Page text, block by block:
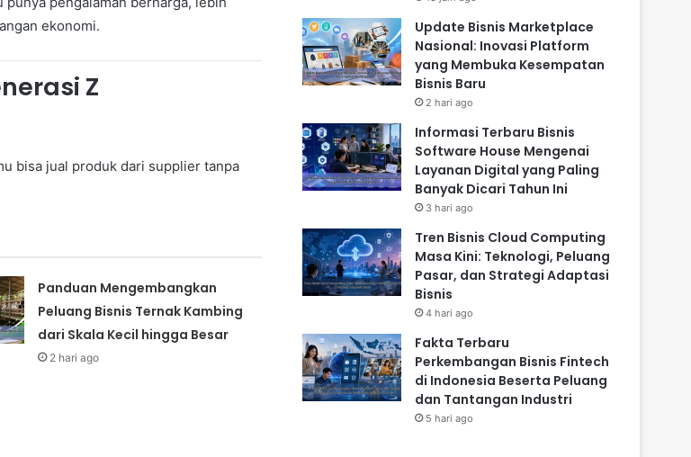
ekonomi.
Z
bisa jual produk dari supplier tanpa
Panduan Mengembangkan
Peluang Bisnis Ternak Kambing
dari Skala Kecil hingga Besar
2 hari ago
Update Bisnis Marketplace
Nasional: Inovasi Platform
yang Membuka Kesempatan
Bisnis Baru
2 hari ago
Informasi Terbaru Bisnis
Software House Mengenai
Layanan Digital yang Paling
Banyak Dicari Tahun Ini
3 hari ago
Tren Bisnis Cloud Computing
Masa Kini: Teknologi, Peluang
Pasar, dan Strategi Adaptasi
Bisnis
4 hari ago
Fakta Terbaru
Perkembangan Bisnis Fintech
di Indonesia Beserta Peluang
dan Tantangan Industri
5 hari ago